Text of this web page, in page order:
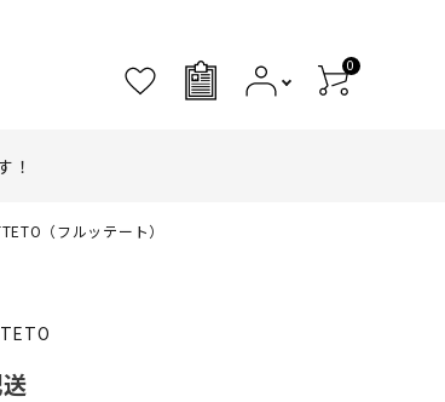
0
！
（フルッテート）